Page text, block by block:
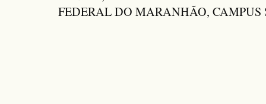
FEDERAL DO MARANHÃO, CAMPUS